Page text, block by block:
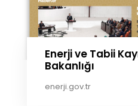
Enerji ve Tabii
Bakanlığı
enerji.gov.tr